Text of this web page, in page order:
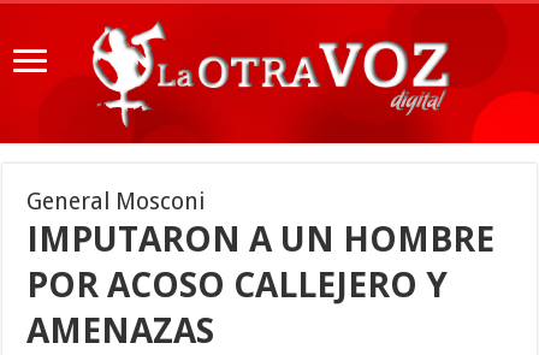
General Mosconi
IMPUTARON A UN HOMBRE
POR ACOSO CALLEJERO Y
AMENAZAS